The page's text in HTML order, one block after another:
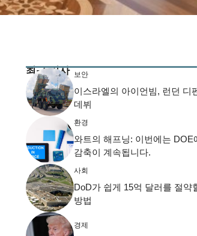
최근 기사 보안
이스라엘의 아이언빔, 런던 디
데뷔
환경
와트의 해프닝: 이번에는 DOE
감축이 계속됩니다.
사회
DoD가 쉽게 15억 달러를 절약
방법
경제